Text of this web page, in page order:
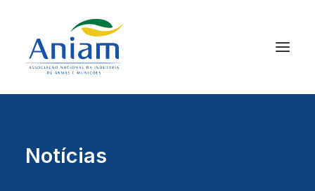
Notícias